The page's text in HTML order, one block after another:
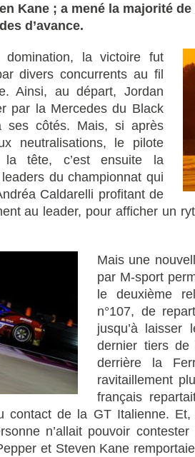
Kane ; a mené la majorité
d’avance.
domination, la victoire fut
divers concurrents au fil
Ainsi, au départ, Jordan
par la Mercedes du Black
ses côtés. Mais, si après
neutralisations, le pilote
la tête, c’est ensuite la
du championnat qui
Caldarelli profitant de
au leader, pour afficher un
Mais une
par M-sport
le deuxième
n°107, de
jusqu’à
dernier tiers de
derrière la
ravitaillement
français
contact de la GT Italienne.
n’allait pouvoir
et Steven Kane